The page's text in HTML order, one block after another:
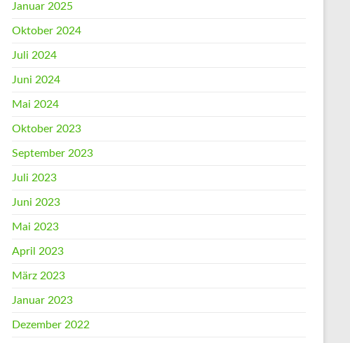
Januar 2025
Oktober 2024
Juli 2024
Juni 2024
Mai 2024
Oktober 2023
September 2023
Juli 2023
Juni 2023
Mai 2023
April 2023
März 2023
Januar 2023
Dezember 2022